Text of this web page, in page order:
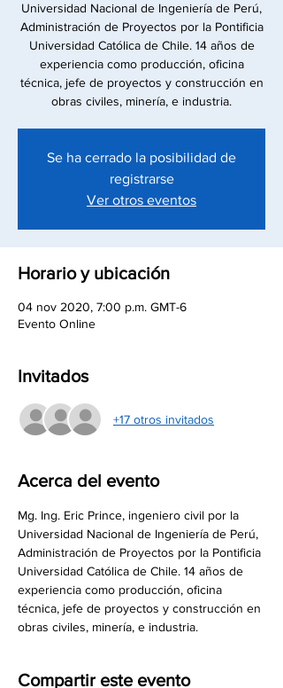
Universidad Nacional de Ingeniería de Perú,
Administración de Proyectos por la Pontificia
Universidad Católica de Chile. 14 años de
experiencia como producción, oficina
técnica, jefe de proyectos y construcción en
obras civiles, minería, e industria.
Se ha cerrado la posibilidad de
registrarse
Ver otros eventos
Horario y ubicación
04 nov 2020, 7:00 p.m. GMT-6
Evento Online
Invitados
+17 otros invitados
Acerca del evento
Mg. Ing. Eric Prince, ingeniero civil por la
Universidad Nacional de Ingeniería de Perú,
Administración de Proyectos por la Pontificia
Universidad Católica de Chile. 14 años de
experiencia como producción, oficina
técnica, jefe de proyectos y construcción en
obras civiles, minería, e industria.
Compartir este evento